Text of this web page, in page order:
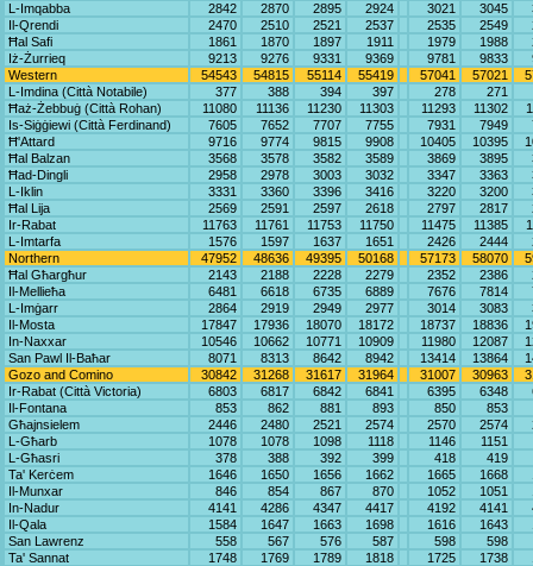
L-Imqabba
2842 2870 2895 2924 3021 3045
Il-Qrendi
2470 2510 2521 2537 2535 2549
Ħal Safi
1861 1870 1897 1911 1979 1988
Iż-Żurrieq
9213 9276 9331 9369 9781 9833
Western
54543 54815 55114 55419 57041 57021
L-Imdina (Città Notabile)
377 388 394 397 278
271
Ħaż-Żebbuġ (Città Rohan)
11080 11136 11230 11303 11293 11302
Is-Siġġiewi (Città Ferdinand)
7605 7652 7707 7755 7931 7949
Ħ'Attard
9716 9774 9815 9908 10405 10395
Ħal Balzan
3568 3578 3582 3589 3869 3895
Ħad-Dingli
2958 2978 3003 3032 3347 3363
L-Iklin
3331 3360 3396 3416 3220 3200
Ħal Lija
2569 2591 2597 2618 2797 2817
Ir-Rabat
11763 11761 11753 11750 11475 11385
L-Imtarfa
1576 1597 1637 1651 2426 2444
Northern
47952 48636 49395 50168 57173 58070
Ħal Għargħur
2143 2188 2228 2279 2352 2386
Il-Mellieħa
6481 6618 6735 6889 7676 7814
L-Imġarr
2864 2919 2949 2977 3014 3083
Il-Mosta
17847 17936 18070 18172 18737 18836
In-Naxxar
10546 10662 10771 10909 11980 12087
San Pawl Il-Baħar
8071 8313 8642 8942 13414 13864
Gozo and Comino
30842 31268 31617 31964 31007 30963
Ir-Rabat (Città Victoria)
6803 6817 6842 6841 6395 6348
Il-Fontana
853 862 881 893 850
853
Għajnsielem
2446 2480 2521 2574 2570 2574
L-Għarb
1078 1078 1098 1118 1146
1151
L-Għasri
378 388 392 399 418
419
Ta' Kerċem
1646 1650 1656 1662 1665 1668
Il-Munxar
846 854 867 870 1052 1051
In-Nadur
4141 4286 4347 4417 4192 4141
Il-Qala
1584 1647 1663 1698 1616 1643
San Lawrenz
558 567 576 587 598
598
Ta' Sannat
1748 1769 1789 1818 1725 1738